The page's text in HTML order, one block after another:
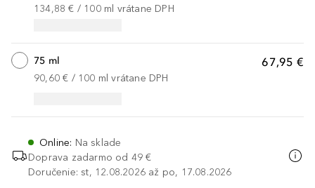
134,88 € / 100 ml vrátane DPH
67,95 €
75 ml
90,60 € / 100 ml vrátane DPH
Online: Na sklade
Doprava zadarmo od 49 €
Doručenie: st, 12.08.2026 až po, 17.08.2026